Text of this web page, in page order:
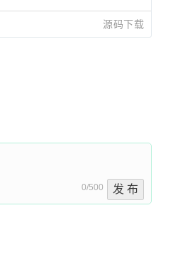
源码下载
0/500 发 布